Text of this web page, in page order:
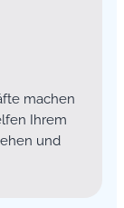
machen
Ihrem
und